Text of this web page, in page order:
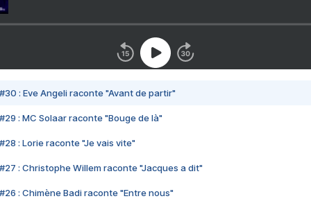
#30 : Eve Angeli raconte "Avant de partir"
#29 : MC Solaar raconte "Bouge de là"
#28 : Lorie raconte "Je vais vite"
#27 : Christophe Willem raconte "Jacques a dit"
#26 : Chimène Badi raconte "Entre nous"